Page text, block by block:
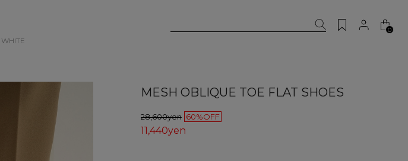
0
WHITE
MESH OBLIQUE TOE FLAT SHOES
28,600yen 60%OFF
11,440yen